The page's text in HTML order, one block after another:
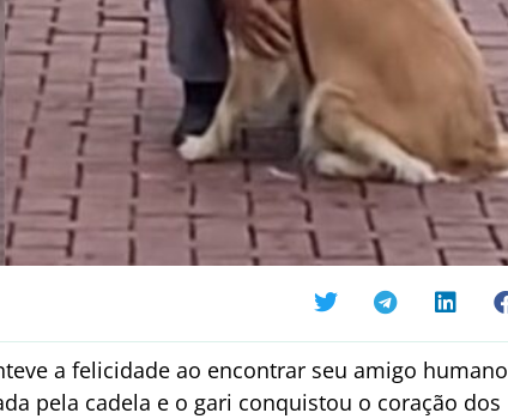
a felicidade ao encontrar seu amigo humano
pela cadela e o gari conquistou o coração dos